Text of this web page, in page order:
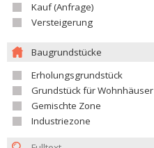
Kauf (Anfrage)
Versteigerung
Baugrundstücke
Erholungsgrundstück
Grundstück für Wohnhäuser
Gemischte Zone
Industriezone